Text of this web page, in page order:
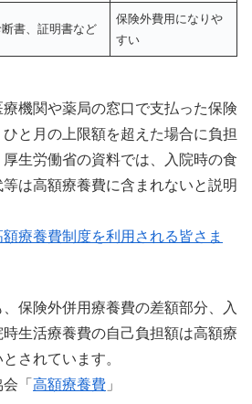
断書、証明書など
保険外費用になりや
すい
機関や薬局の窓口で支払った保険
と月の上限額を超えた場合に負担
生労働省の資料では、入院時の食
は高額療養費に含まれないと説明
額療養費制度を利用される皆さま
保険外併用療養費の差額部分、入
生活療養費の自己負担額は高額療
されています。
「 高額療養費 」